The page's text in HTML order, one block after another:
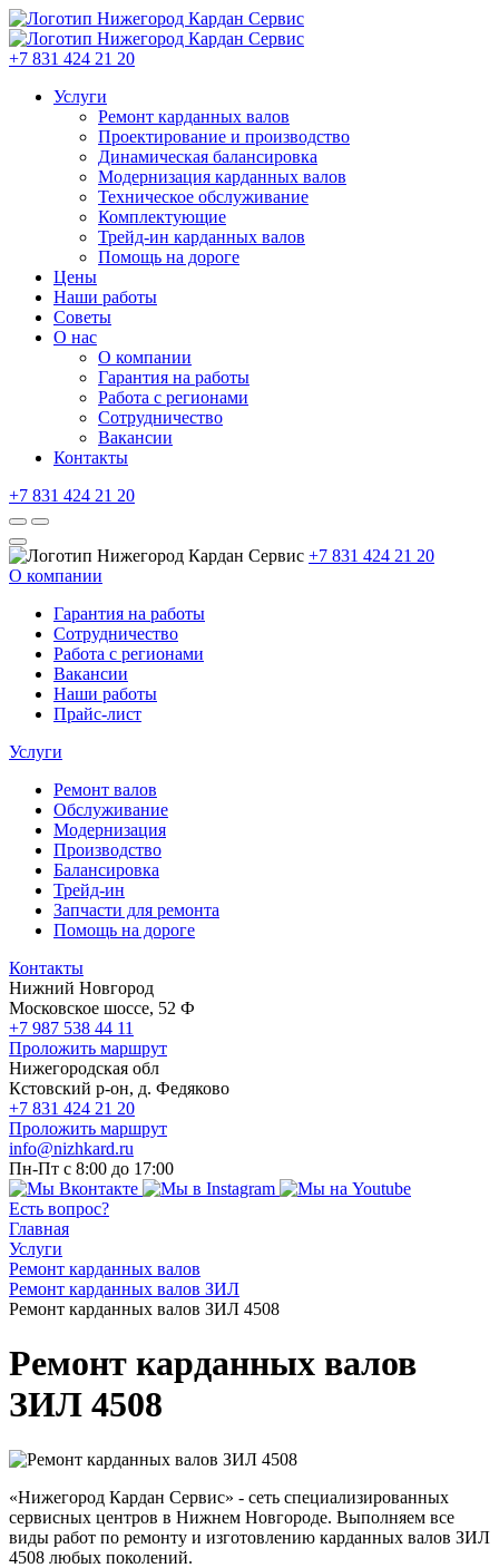
+7 831 424 21 20
Услуги
Ремонт карданных валов
Проектирование и производство
Динамическая балансировка
Модернизация карданных валов
Техническое обслуживание
Комплектующие
Трейд-ин карданных валов
Помощь на дороге
Цены
Наши работы
Советы
О нас
О компании
Гарантия на работы
Работа с регионами
Сотрудничество
Вакансии
Контакты
+7 831 424 21 20
+7 831 424 21 20
О компании
Гарантия на работы
Сотрудничество
Работа с регионами
Вакансии
Наши работы
Прайс-лист
Услуги
Ремонт валов
Обслуживание
Модернизация
Производство
Балансировка
Трейд-ин
Запчасти для ремонта
Помощь на дороге
Контакты
Нижний Новгород
Московское шоссе, 52 Ф
+7 987 538 44 11
Проложить маршрут
Нижегородская обл
Кстовский р-он, д. Федяково
+7 831 424 21 20
Проложить маршрут
info@nizhkard.ru
Пн-Пт с 8:00 до 17:00
Есть вопрос?
Главная
Услуги
Ремонт карданных валов
Ремонт карданных валов ЗИЛ
Ремонт карданных валов ЗИЛ 4508
Ремонт карданных валов
ЗИЛ 4508
«Нижегород Кардан Сервис» - сеть специализированных
сервисных центров в Нижнем Новгороде. Выполняем все
виды работ по ремонту и изготовлению карданных валов ЗИЛ
4508 любых поколений.